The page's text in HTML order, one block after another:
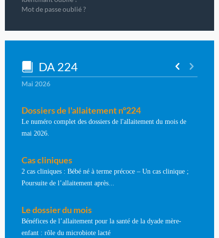
Mot de passe oublié ?
DA 224
Mai 2026
Dossiers de l'allaitement n°224
Le numéro complet des dossiers de l'allaitement du mois de
mai 2026.
Cas cliniques
2 cas cliniques : Bébé né à terme précoce – Un cas clinique ;
Poursuite de l’allaitement après...
Le dossier du mois
Bénéfices de l’allaitement pour la santé de la dyade mère-
enfant : rôle du microbiote lacté